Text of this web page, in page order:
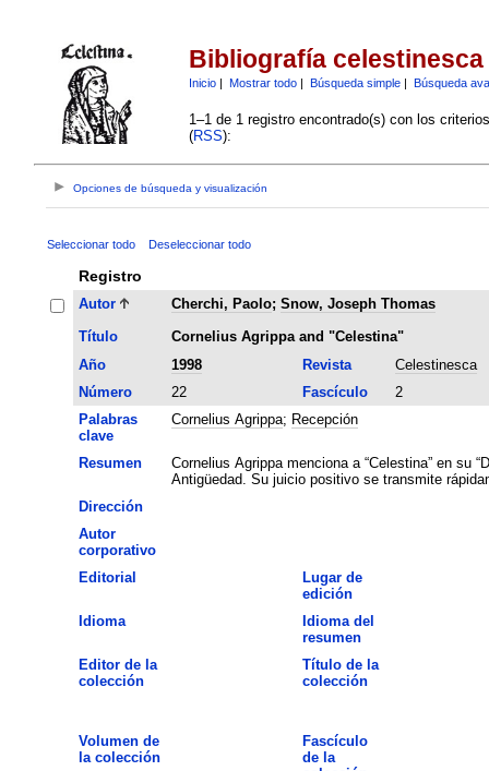
Bibliografía celestinesca
Inicio| Mostrar todo| Búsqueda simple| Búsqueda
1–1 de 1 registro encontrado(s) con los
(RSS):
Opciones de búsqueda y visualización
Seleccionar todo Deseleccionar todo
Registro
Autor Cherchi, Paolo; Snow, Joseph Thomas
Título
Cornelius Agrippa and "Celestina"
Año
1998 Revista
Celestinesca
Número
22 Fascículo
2
Palabras
clave
Cornelius Agrippa; Recepción
Resumen
Cornelius Agrippa menciona a “Celestina” en su
Antigüedad. Su juicio positivo se transmite
Dirección
Autor
corporativo
Editorial
Lugar de
edición
Idioma
Idioma del
resumen
Editor de la
colección
Título de la
colección
Volumen de
la colección
Fascículo
de la